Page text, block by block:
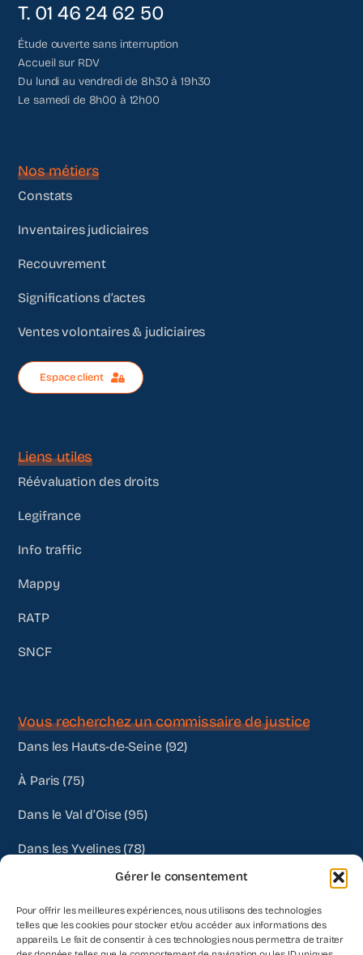
Gérer le consentement
Pour offrir les meilleures expériences, nous utilisons des technologies
telles que les cookies pour stocker et/ou accéder aux informations des
appareils. Le fait de consentir à ces technologies nous permettra de traiter
T. 01 46 24 62 50
Étude ouverte sans interruption
Accueil sur RDV
Du lundi au vendredi de 8h30 à 19h30
Le samedi de 8h00 à 12h00
Nos métiers
Constats
Inventaires judiciaires
Recouvrement
Significations d’actes
Ventes volontaires & judiciaires
Espace client
Liens utiles
Réévaluation des droits
Legifrance
Info traffic
Mappy
RATP
SNCF
Vous recherchez un commissaire de justice
Dans les Hauts-de-Seine (92)
À Paris (75)
Dans le Val d’Oise (95)
Dans les Yvelines (78)
Autres départements